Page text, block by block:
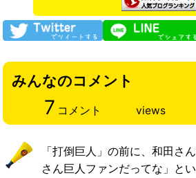
みんなのコメント
7 コメント views
「打倒巨人」の前に、和田さ
さん巨人ファンだってな」と